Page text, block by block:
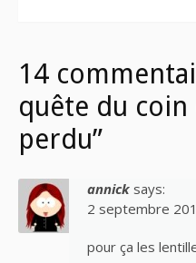
14
quête du coin
perdu”
annick says:
2 septembre
pour ça les